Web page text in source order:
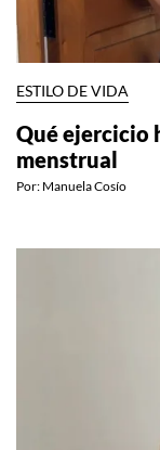
ESTILO DE VIDA
Qué ejercicio
menstrual
Por: Manuela Cosío